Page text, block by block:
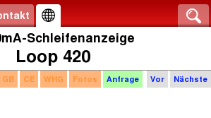
Schleifenanzeige
Loop 420
Vor Nächste
GB CE WHG Fotos Anfrage